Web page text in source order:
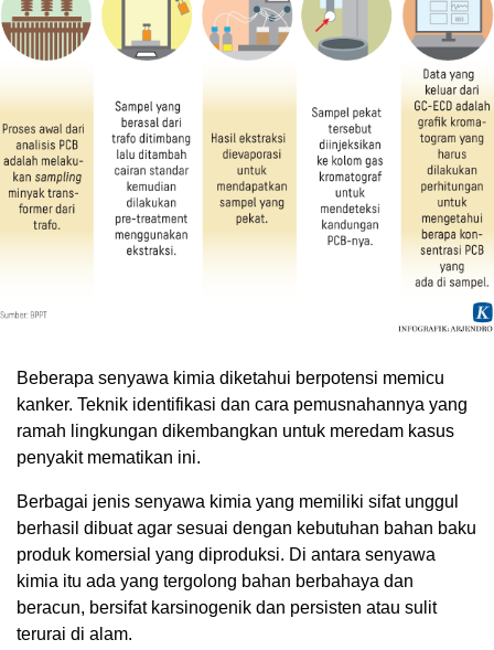
Beberapa senyawa kimia diketahui berpotensi memicu
kanker. Teknik identifikasi dan cara pemusnahannya yang
ramah lingkungan dikembangkan untuk meredam kasus
penyakit mematikan ini.
Berbagai jenis senyawa kimia yang memiliki sifat unggul
berhasil dibuat agar sesuai dengan kebutuhan bahan baku
produk komersial yang diproduksi. Di antara senyawa
kimia itu ada yang tergolong bahan berbahaya dan
beracun, bersifat karsinogenik dan persisten atau sulit
terurai di alam.